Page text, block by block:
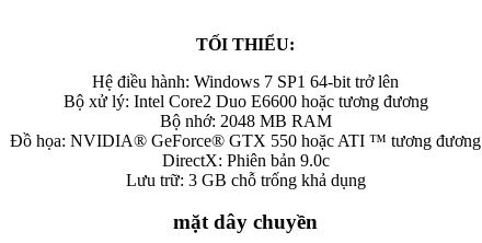
TỐI THIỂU:
Hệ điều hành: Windows 7 SP1 64-bit trở lên
Bộ xử lý: Intel Core2 Duo E6600 hoặc tương đương
Bộ nhớ: 2048 MB RAM
Đồ họa: NVIDIA® GeForce® GTX 550 hoặc ATI ™ tương đương
DirectX: Phiên bản 9.0c
Lưu trữ: 3 GB chỗ trống khả dụng
mặt dây chuyền